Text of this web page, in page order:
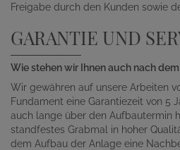
Freigabe durch den Kunden sowie
GARANTIE UND
Wie stehen wir Ihnen auch nach
Wir gewähren auf unsere Arbeiten
Fundament eine Garantiezeit von 5
auch lange über den Aufbautermin
standfestes Grabmal in hoher
dem Aufbau der Anlage eine